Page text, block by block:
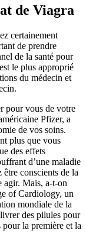
de Viagra
certainement
de prendre
de la santé pour
le plus approprié
du médecin et
pour vous de votre
Pfizer, a
de vos soins.
plus que vous
des effets
d’une maladie
conscients de la
agir. Mais, a-t-on
of Cardiology, un
mondiale de la
des pilules pour
la première et la